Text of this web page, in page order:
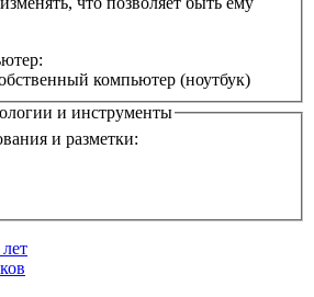
компьютер (ноутбук)
и инструменты
и разметки: